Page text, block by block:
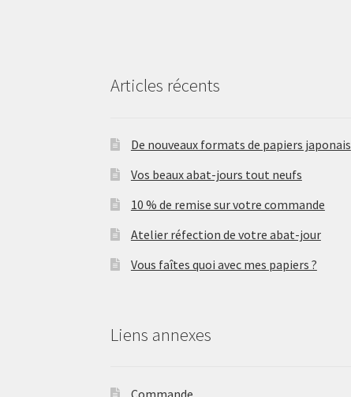
Articles récents
De nouveaux formats de papiers japonais
Vos beaux abat-jours tout neufs
10 % de remise sur votre commande
Atelier réfection de votre abat-jour
Vous faîtes quoi avec mes papiers ?
Liens annexes
Commande